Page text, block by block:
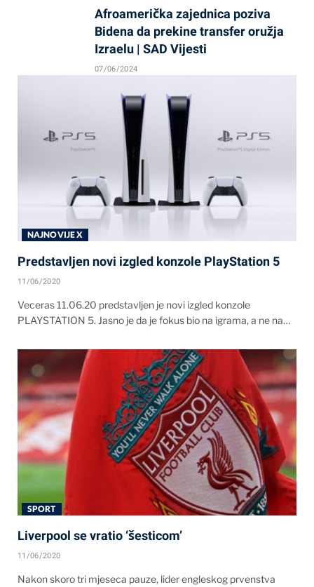
Afroamerička zajednica poziva
Bidena da prekine transfer oružja
Izraelu | SAD Vijesti
07/06/2024
NAJNOVIJE X
Predstavljen novi izgled konzole PlayStation 5
11/06/2020
Veceras 11.06.20 predstavljen je novi izgled konzole
PLAYSTATION 5. Jasno je da je fokus bio na igrama, a ne na…
SPORT
Liverpool se vratio ‘šesticom’
11/06/2020
Nakon skoro tri mjeseca pauze, lider engleskog prvenstva